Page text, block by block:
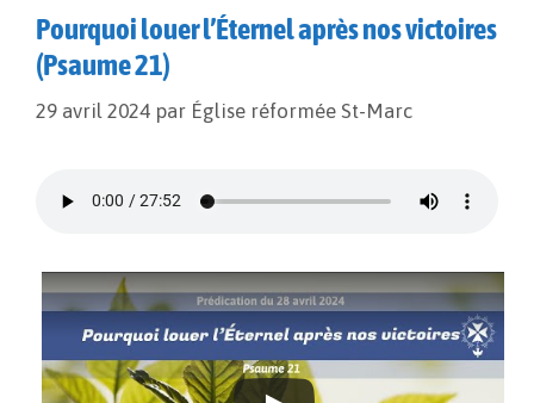
Pourquoi louer l’Éternel après nos victoires
(Psaume 21)
29 avril 2024 par Église réformée St-Marc